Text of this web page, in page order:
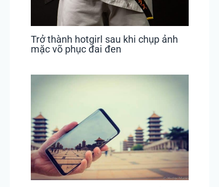
Trở thành hotgirl sau khi chụp ảnh
mặc võ phục đai đen